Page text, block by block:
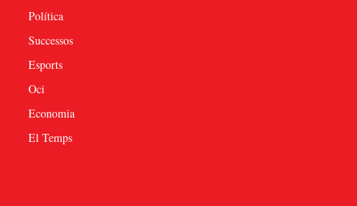
Política
Successos
Esports
Oci
Economia
El Temps